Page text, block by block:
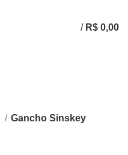
/ R$ 0,00
Gancho Sinskey